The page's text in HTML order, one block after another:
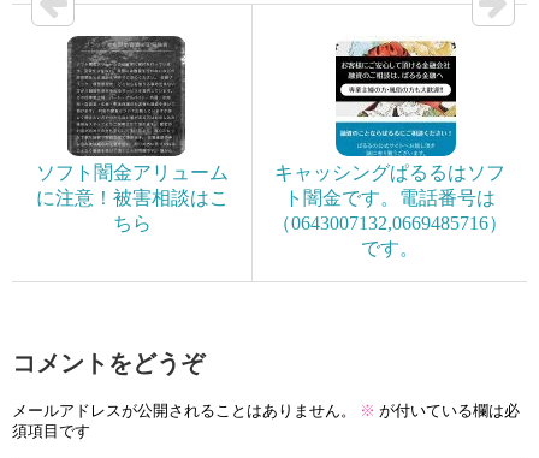
ソフト闇金アリューム
に注意！被害相談はこ
ちら
キャッシングぱるるはソフ
ト闇金です。電話番号は
（0643007132,0669485716）
です。
コメントをどうぞ
メールアドレスが公開されることはありません。 ※ が付いている欄は必
須項目です